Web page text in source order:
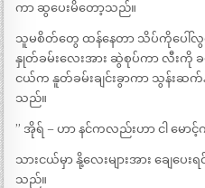
ကာ ဆွပေးမိတော့သည်။
သူမစိတ်တွေ ထန်နေတာ သိပ်ကိုပေါ်လွ
နှုတ်ခမ်းလေးအား ဆွဲစုပ်ကာ လီးကို ခ
ငယ်က နူတ်ခမ်းချင်းခွာကာ သွန်းဆက်
သည်။
” အိုရ် – ဟာ နင်ကလည်းဟာ ငါ မော
သားငယ်မှာ နို့လေးများအား ချေပ
သည်။